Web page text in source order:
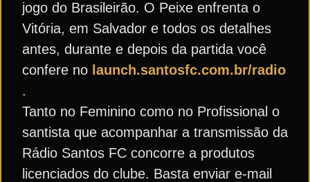
jogo do Brasileirão. O Peixe enfrenta o
Vitória, em Salvador e todos os detalhes
antes, durante e depois da partida você
confere no launch.santosfc.com.br/radio
.
Tanto no Feminino como no Profissional o
santista que acompanhar a transmissão da
Rádio Santos FC concorre a produtos
licenciados do clube. Basta enviar e-mail